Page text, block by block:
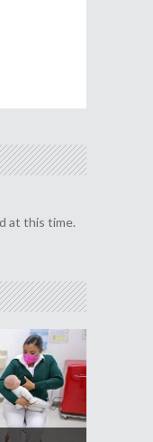
at this time.